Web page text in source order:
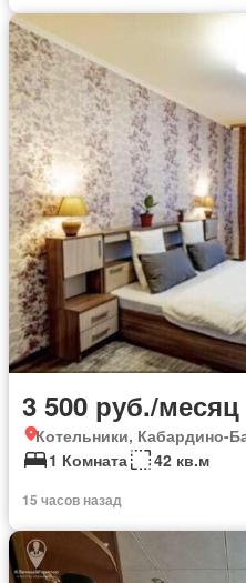
3 500 руб./месяц
Котельники, Кабардино-
1 Комната
42 кв.м
15 часов назад